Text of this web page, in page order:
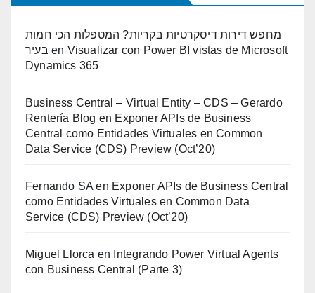
מחפש דירות דיסקרטיות בקריות? המטפלות הכי חמות
בעיר en Visualizar con Power BI vistas de Microsoft
Dynamics 365
Business Central – Virtual Entity – CDS – Gerardo
Rentería Blog en Exponer APIs de Business
Central como Entidades Virtuales en Common
Data Service (CDS) Preview (Oct’20)
Fernando SA en Exponer APIs de Business Central
como Entidades Virtuales en Common Data
Service (CDS) Preview (Oct’20)
Miguel Llorca en
Integrando Power Virtual Agents
con Business Central (Parte 3)